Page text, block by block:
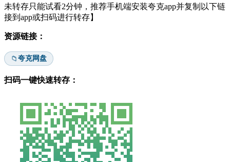
未转存只能试看2分钟，推荐手机端安装夸克app并复制以下链
接到app或扫码进行转存】
资源链接：
📁夸克网盘
扫码一键快速转存：